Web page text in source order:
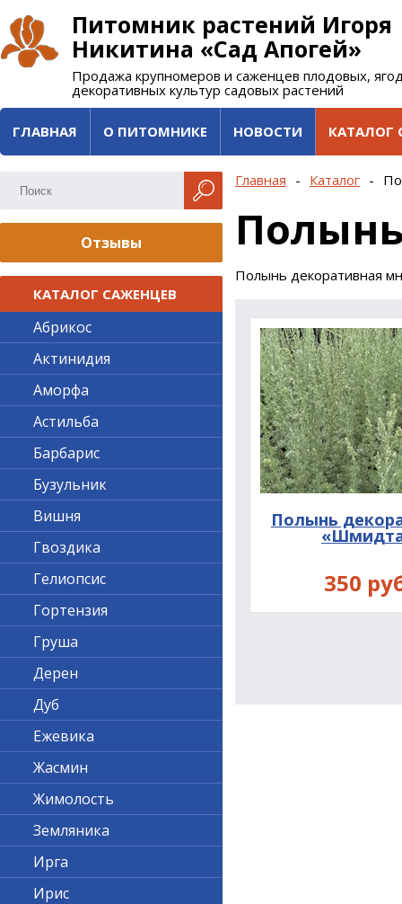
Питомник растений Игоря
Никитина «Сад Апогей»
Продажа крупномеров и саженцев плодовых,
декоративных культур садовых растений
ГЛАВНАЯ О ПИТОМНИКЕ НОВОСТИ КАТАЛОГ
Главная - Каталог -
Полынь декоративная
Полынь
350
Отзывы
КАТАЛОГ САЖЕНЦЕВ
Абрикос
Актинидия
Аморфа
Астильба
Барбарис
Бузульник
Вишня
Гвоздика
Гелиопсис
Гортензия
Груша
Дерен
Дуб
Ежевика
Жасмин
Жимолость
Земляника
Ирга
Ирис